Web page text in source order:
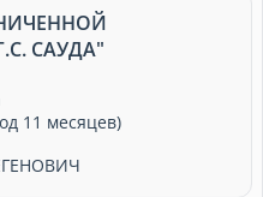
САУДА"
11 месяцев)